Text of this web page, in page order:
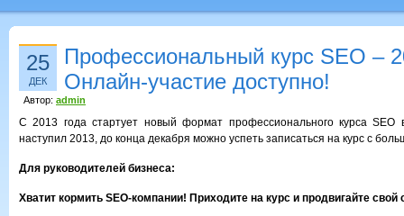
25
ДЕК
Профессиональный курс SEO –
Онлайн-участие доступно!
Автор: admin
С 2013 года стартует новый формат профессионального курса SEO
наступил 2013, до конца декабря можно успеть записаться на курс с
Для руководителей бизнеса:
Хватит кормить SEO-компании! Приходите на курс и продвигайте свой